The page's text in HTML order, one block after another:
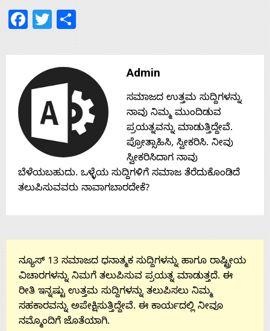
s
Contact
Us
Facebook
Twitter
Admin
ಸಮಾಜದ ಉತ್ತಮ ಸುದ್ದಿಗಳನ್ನು
ನಾವು ನಿಮ್ಮ ಮುಂದಿಡುವ
ಪ್ರಯತ್ನವನ್ನು ಮಾಡುತ್ತಿದ್ದೇವೆ.
ಪ್ರೋತ್ಸಾಹಿಸಿ, ಸ್ವೀಕರಿಸಿ. ನೀವು
ಸ್ವೀಕರಿಸಿದಾಗ ನಾವು
ಬೆಳೆಯಬಹುದು. ಒಳ್ಳೆಯ ಸುದ್ದಿಗಳಿಗೆ ಸಮಾಜ ತೆರೆದುಕೊಂಡಿದೆ
ತಲುಪಿಸುವವರು ನಾವಾಗಬಾರದೇಕೆ?
ನ್ಯೂಸ್ 13 ಸಮಾಜದ ಧನಾತ್ಮಕ ಸುದ್ದಿಗಳನ್ನು ಹಾಗೂ ರಾಷ್ಟ್ರೀಯ
ವಿಚಾರಗಳನ್ನು ನಿಮಗೆ ತಲುಪಿಸುವ ಪ್ರಯತ್ನ ಮಾಡುತ್ತದೆ. ಈ
ರೀತಿ ಇನ್ನಷ್ಟು ಉತ್ತಮ ಸುದ್ದಿಗಳನ್ನು ತಲುಪಿಸಲು ನಿಮ್ಮ
ಸಹಕಾರವನ್ನು ಅಪೇಕ್ಷಿಸುತ್ತಿದ್ದೇವೆ. ಈ ಕಾರ್ಯದಲ್ಲಿ ನೀವೂ
ನಮ್ಮೊಂದಿಗೆ ಜೊತೆಯಾಗಿ.